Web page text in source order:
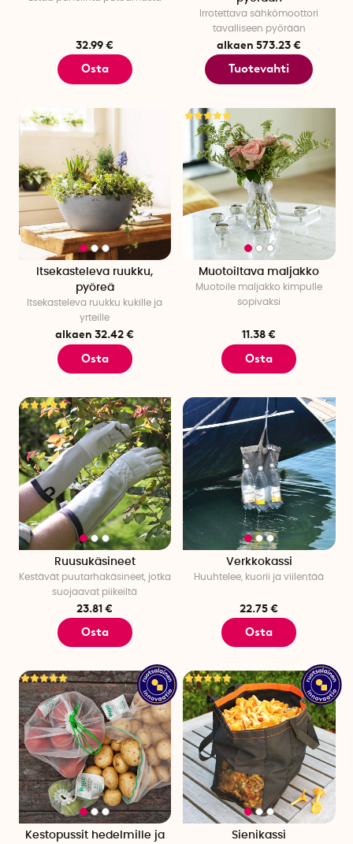
32.99 €
Osta
Irrotettava sähkömoottori
tavalliseen pyörään
alkaen 573.23 €
Tuotevahti
Itsekasteleva ruukku,
pyöreä
Itsekasteleva ruukku kukille ja
yrteille
alkaen 32.42 €
Osta
Muotoiltava maljakko
Muotoile maljakko kimpulle
sopivaksi
11.38 €
Osta
Ruusukäsineet
Kestävät puutarhakäsineet, jotka
suojaavat piikeiltä
23.81 €
Osta
Verkkokassi
Huuhtelee, kuorii ja viilentää
22.75 €
Osta
Kestopussit hedelmille ja
Sienikassi